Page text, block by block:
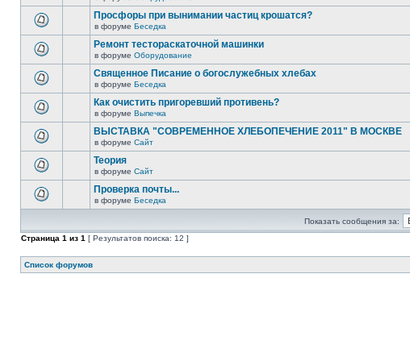
Просфоры при вынимании частиц крошатся?
в форуме Беседка
Ремонт тестораскаточной машинки
в форуме Оборудование
Священное Писание о богослужебных хлебах
в форуме Беседка
Как очистить пригоревший противень?
в форуме Выпечка
ВЫСТАВКА "СОВРЕМЕННОЕ ХЛЕБОПЕЧЕНИЕ 2011" В МОСКВЕ
в форуме Сайт
Теория
в форуме Сайт
Проверка почты...
в форуме Беседка
Показать сообщения за:
Страница 1 из 1 [ Результатов поиска: 12 ]
Список форумов